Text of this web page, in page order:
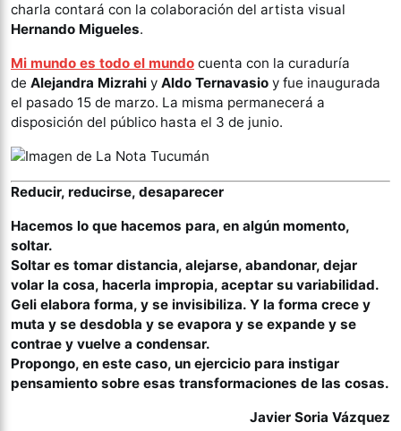
charla contará con la colaboración del artista visual
Hernando Migueles.
Mi mundo es todo el mundo cuenta con la curaduría
de Alejandra Mizrahi y Aldo Ternavasio y fue inaugurada
el pasado 15 de marzo. La misma permanecerá a
disposición del público hasta el 3 de junio.
Reducir, reducirse, desaparecer
Hacemos lo que hacemos para, en algún momento,
soltar.
Soltar es tomar distancia, alejarse, abandonar, dejar
volar la cosa, hacerla impropia, aceptar su variabilidad.
Geli elabora forma, y se invisibiliza. Y la forma crece y
muta y se desdobla y se evapora y se expande y se
contrae y vuelve a condensar.
Propongo, en este caso, un ejercicio para instigar
pensamiento sobre esas transformaciones de las cosas.
Javier Soria Vázquez